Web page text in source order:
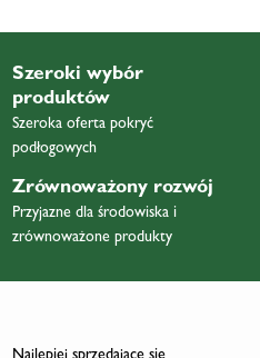
Szeroki wybór
produktów
Szeroka oferta pokryć
podłogowych
Zrównoważony rozwój
Przyjazne dla środowiska i
zrównoważone produkty